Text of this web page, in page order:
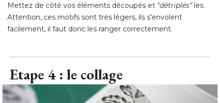
Mettez de côté vos éléments découpés et "détriplés" les.
Attention, ces motifs sont très légers, ils s'envolent
facilement, il faut donc les ranger correctement.
Etape 4 : le collage